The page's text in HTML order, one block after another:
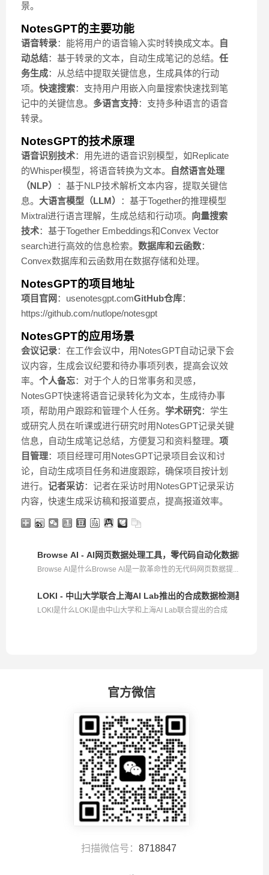
景。
NotesGPT的主要功能
语音转录：能将用户的语音输入实时转换成文本。
自
动总结：基于转录的文本，自动生成笔记的总结。 任
务生成：从总结中提取关键信息，生成具体的行动
项。 快速搜索：支持用户用嵌入向量搜索快速找到笔
记中的关键信息。 多语言支持：支持多种语言的语音
转录。
NotesGPT的技术原理
语音识别技术：用先进的语音识别模型，如Replicate
的Whisper模型，将语音转换为文本。
自然语言处理
（NLP）
：基于NLP技术解析文本内容，提取关键信
息。 大语言模型（LLM）
：基于Together的推理模型
Mixtral进行语言理解，生成总结和行动项。 向量搜索
技术：基于Together Embeddings和Convex Vector
search进行高效的信息检索。 数据库和云函数：
Convex数据库和云函数用在数据存储和处理。
NotesGPT的项目地址
项目官网 ：usenotesgpt.comGitHub仓库：
https://github.com/nutlope/notesgpt
NotesGPT的应用场景
会议记录：在工作会议中，用NotesGPT自动记录下会
议内容，生成会议纪要和待办事项列表，提高会议效
率。 个人备忘：对于个人的日常事务和灵感，
NotesGPT快速将语音记录转化为文本，生成待办事
项，帮助用户跟踪和管理个人任务。 学术研究：学生
或研究人员在听课或进行研究时用NotesGPT记录关键
信息，自动生成笔记总结，方便复习和资料整理。 项
目管理：项目经理可用NotesGPT记录项目会议和讨
论，自动生成项目任务和进度跟踪，确保项目按计划
进行。 记者采访：记者在采访时用NotesGPT记录采访
内容，快速生成采访稿和报道要点，提高报道效率。
Browse AI - AI网页数据处理工具，零代码自动化数据收集和
Browse AI是什么Browse AI是一款革命性的无代码网页数据提...
LOKI - 中山大学联合上海AI Lab推出的合成数据检测基准
LOKI是什么LOKI是由中山大学和上海AI Lab联合提出的合成
官方微信
扫描微信号： 8718847